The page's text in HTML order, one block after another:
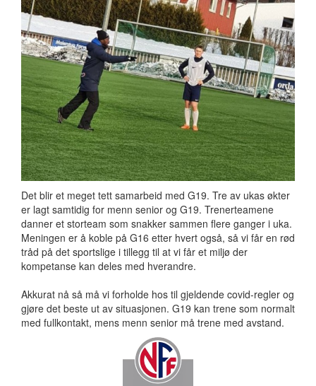
Det blir et meget tett samarbeid med G19. Tre av ukas økter
er lagt samtidig for menn senior og G19. Trenerteamene
danner et storteam som snakker sammen flere ganger i uka.
Meningen er å koble på G16 etter hvert også, så vi får en rød
tråd på det sportslige i tillegg til at vi får et miljø der
kompetanse kan deles med hverandre.
Akkurat nå så må vi forholde hos til gjeldende covid-regler og
gjøre det beste ut av situasjonen. G19 kan trene som normalt
med fullkontakt, mens menn senior må trene med avstand.